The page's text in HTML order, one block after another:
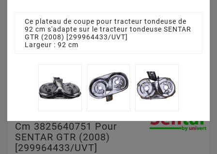
Cm 3825640751 Pour
SENTAR GTR (2008)
[299964433/UVT]
Ce plateau de coupe pour tracteur tondeuse de
92 cm s'adapte sur le tracteur tondeuse SENTAR
GTR (2008) [299964433/UVT]
Largeur : 92 cm